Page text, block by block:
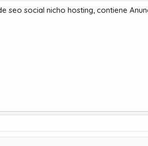
social nicho hosting, contiene